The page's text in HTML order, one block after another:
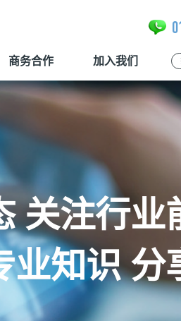
商务合作 加入我们
关注行业
知识 分